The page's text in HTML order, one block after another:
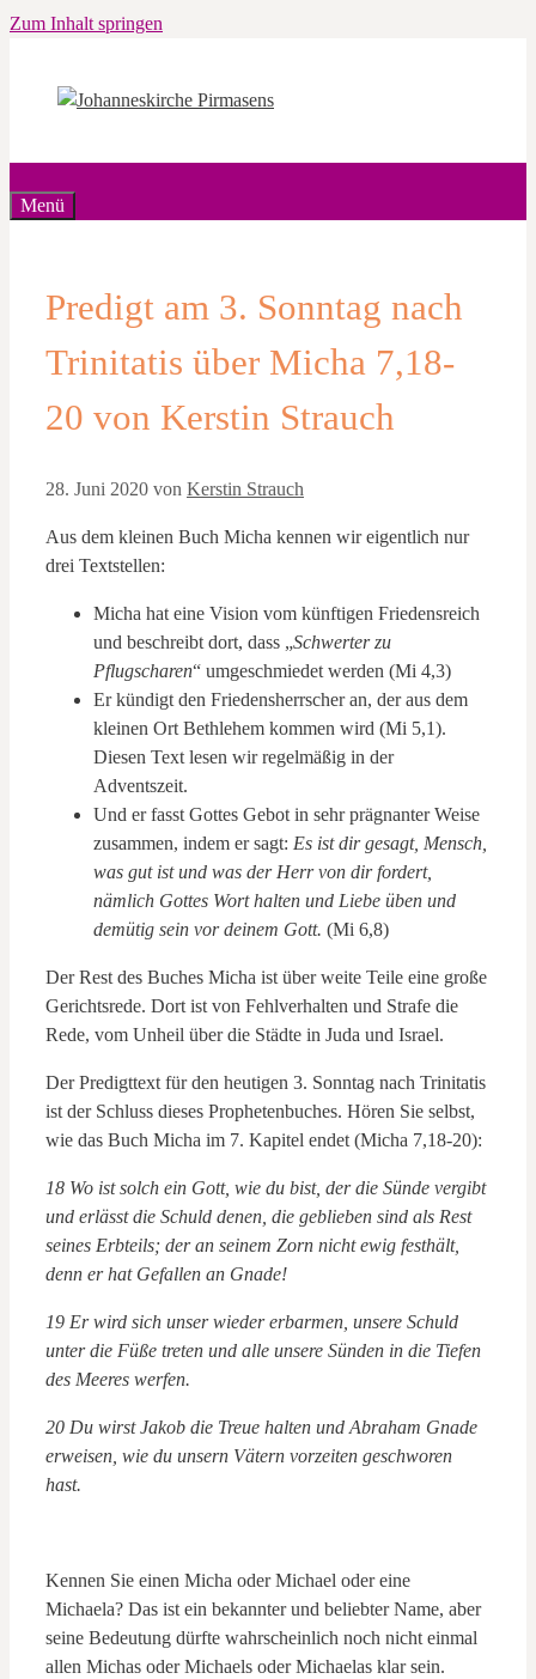
Zum Inhalt springen
Menü
Predigt am 3. Sonntag nach
Trinitatis über Micha 7,18-
20 von Kerstin Strauch
28. Juni 2020 von Kerstin Strauch
Aus dem kleinen Buch Micha kennen wir eigentlich nur
drei Textstellen:
Micha hat eine Vision vom künftigen Friedensreich
und beschreibt dort, dass „Schwerter zu
Pflugscharen“ umgeschmiedet werden (Mi 4,3)
Er kündigt den Friedensherrscher an, der aus dem
kleinen Ort Bethlehem kommen wird (Mi 5,1).
Diesen Text lesen wir regelmäßig in der
Adventszeit.
Und er fasst Gottes Gebot in sehr prägnanter Weise
zusammen, indem er sagt: Es ist dir gesagt, Mensch,
was gut ist und was der Herr von dir fordert,
nämlich Gottes Wort halten und Liebe üben und
demütig sein vor deinem Gott. (Mi 6,8)
Der Rest des Buches Micha ist über weite Teile eine große
Gerichtsrede. Dort ist von Fehlverhalten und Strafe die
Rede, vom Unheil über die Städte in Juda und Israel.
Der Predigttext für den heutigen 3. Sonntag nach Trinitatis
ist der Schluss dieses Prophetenbuches. Hören Sie selbst,
wie das Buch Micha im 7. Kapitel endet (Micha 7,18-20):
18 Wo ist solch ein Gott, wie du bist, der die Sünde vergibt
und erlässt die Schuld denen, die geblieben sind als Rest
seines Erbteils; der an seinem Zorn nicht ewig festhält,
denn er hat Gefallen an Gnade!
19 Er wird sich unser wieder erbarmen, unsere Schuld
unter die Füße treten und alle unsere Sünden in die Tiefen
des Meeres werfen.
20 Du wirst Jakob die Treue halten und Abraham Gnade
erweisen, wie du unsern Vätern vorzeiten geschworen
hast.
Kennen Sie einen Micha oder Michael oder eine
Michaela? Das ist ein bekannter und beliebter Name, aber
seine Bedeutung dürfte wahrscheinlich noch nicht einmal
allen Michas oder Michaels oder Michaelas klar sein.